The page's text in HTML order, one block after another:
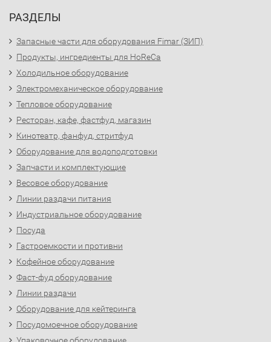
РАЗДЕЛЫ
Запасные части для оборудования Fimar (ЗИП)
Продукты, ингредиенты для HoReCa
Холодильное оборудование
Электромеханическое оборудование
Тепловое оборудование
Ресторан, кафе, фастфуд, магазин
Кинотеатр, фанфуд, стритфуд
Оборудование для водоподготовки
Запчасти и комплектующие
Весовое оборудование
Линии раздачи питания
Индустриальное оборудование
Посуда
Гастроемкости и противни
Кофейное оборудование
Фаст-фуд оборудование
Линии раздачи
Оборудование для кейтеринга
Посудомоечное оборудование